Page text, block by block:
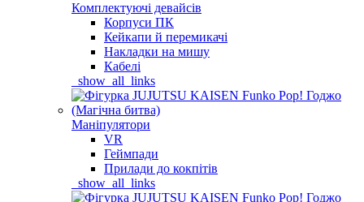
Комплектуючі девайсів
Корпуси ПК
Кейкапи й перемикачі
Накладки на мишу
Кабелі
_show_all_links
Маніпулятори
VR
Геймпади
Прилади до кокпітів
_show_all_links